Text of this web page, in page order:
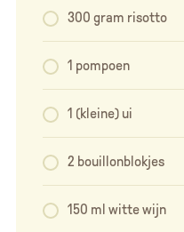
300 gram risotto
1 pompoen
1 (kleine) ui
2 bouillonblokjes
150 ml witte wijn